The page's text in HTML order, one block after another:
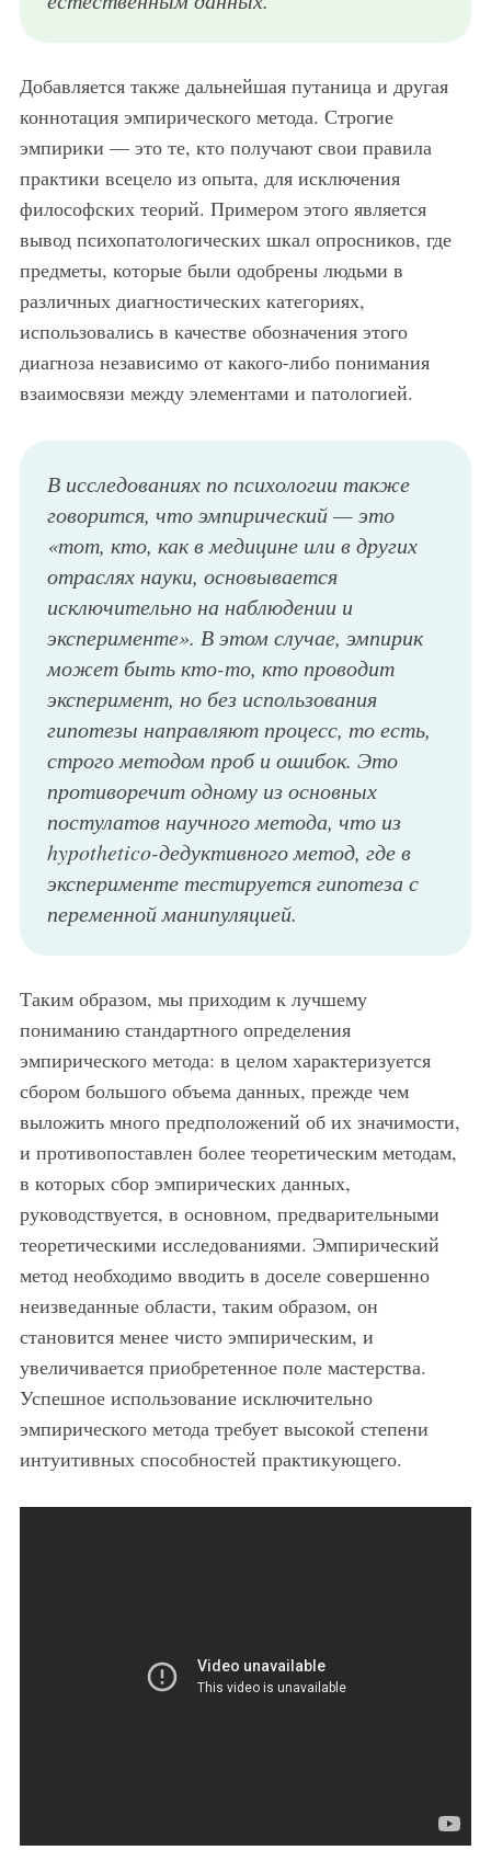
Добавляется также дальнейшая путаница и другая
коннотация эмпирического метода. Строгие
эмпирики — это те, кто получают свои правила
практики всецело из опыта, для исключения
философских теорий. Примером этого является
вывод психопатологических шкал опросников, где
предметы, которые были одобрены людьми в
различных диагностических категориях,
использовались в качестве обозначения этого
диагноза независимо от какого-либо понимания
взаимосвязи между элементами и патологией.
В исследованиях по психологии также
говорится, что эмпирический — это
«тот, кто, как в медицине или в других
отраслях науки, основывается
исключительно на наблюдении и
эксперименте». В этом случае, эмпирик
может быть кто-то, кто проводит
эксперимент, но без использования
гипотезы направляют процесс, то есть,
строго методом проб и ошибок. Это
противоречит одному из основных
постулатов научного метода, что из
hypothetico-дедуктивного метод, где в
эксперименте тестируется гипотеза с
переменной манипуляцией.
Таким образом, мы приходим к лучшему
пониманию стандартного определения
эмпирического метода: в целом характеризуется
сбором большого объема данных, прежде чем
выложить много предположений об их значимости,
и противопоставлен более теоретическим методам,
в которых сбор эмпирических данных,
руководствуется, в основном, предварительными
теоретическими исследованиями. Эмпирический
метод необходимо вводить в доселе совершенно
неизведанные области, таким образом, он
становится менее чисто эмпирическим, и
увеличивается приобретенное поле мастерства.
Успешное использование исключительно
эмпирического метода требует высокой степени
интуитивных способностей практикующего.